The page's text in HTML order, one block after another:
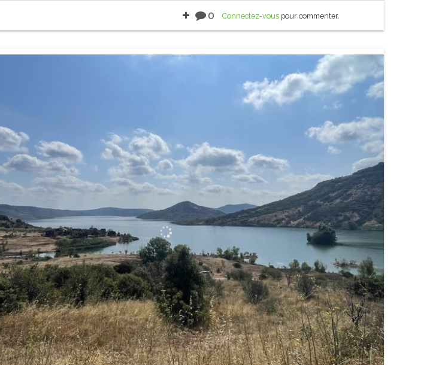
0 Connectez-vous pour commenter.